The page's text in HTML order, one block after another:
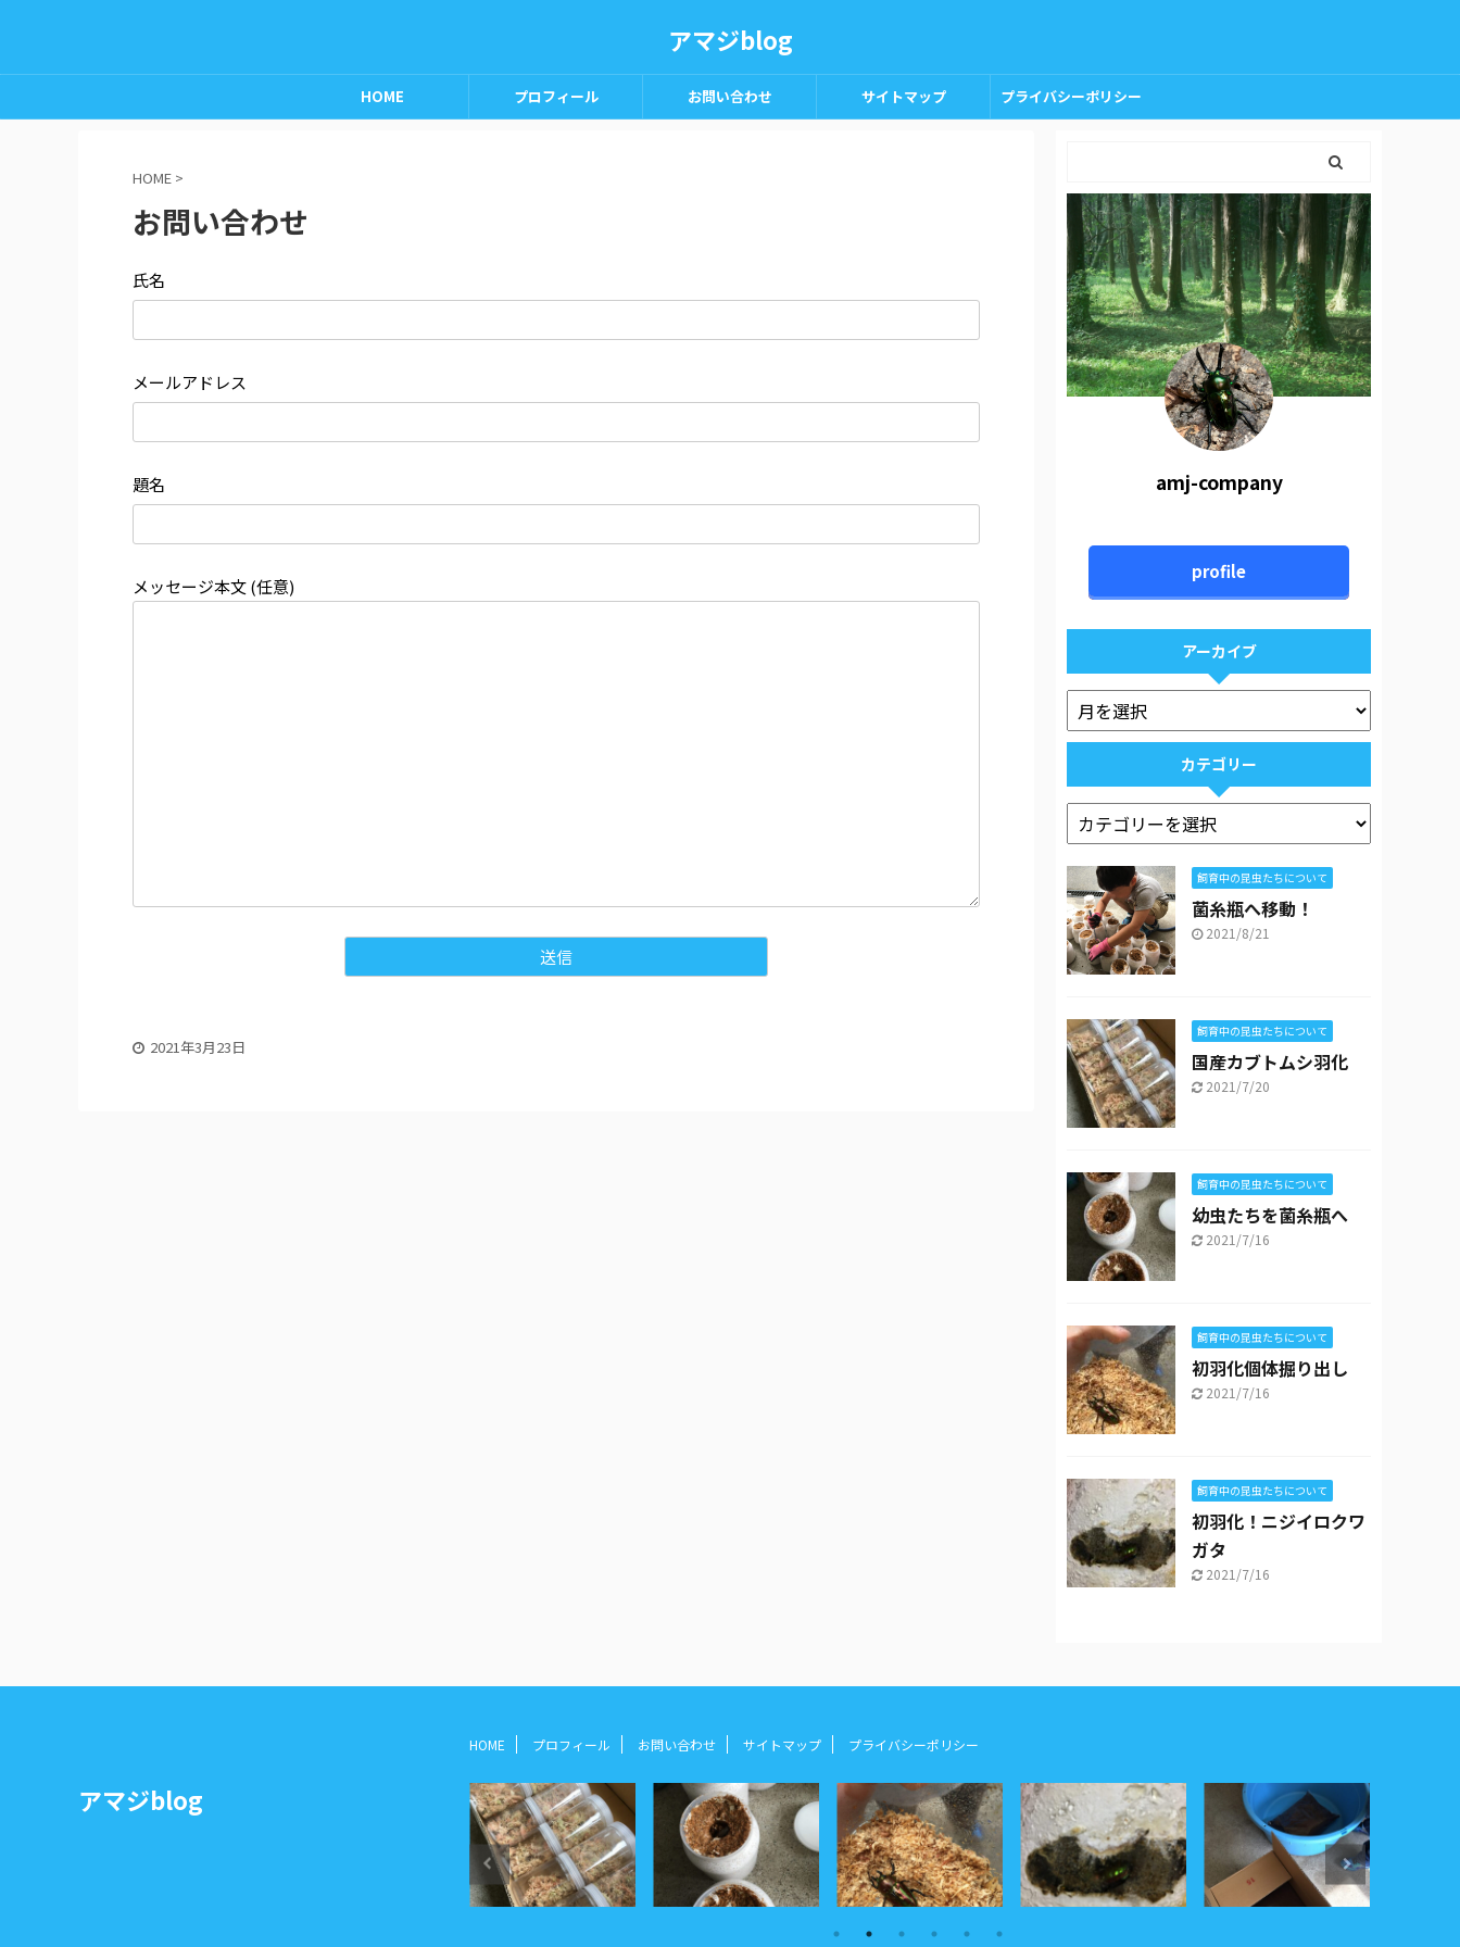
アマジblog
HOME プロフィール お問い合わせ サイトマップ プライバシーポリシー
HOME >
お問い合わせ
氏名
メールアドレス
題名
メッセージ本文 (任意)
2021年3月23日
amj-company
profile
アーカイブ
カテゴリー
飼育中の昆虫たちについて
菌糸瓶へ移動！
2021/8/21
飼育中の昆虫たちについて
国産カブトムシ羽化
2021/7/20
飼育中の昆虫たちについて
幼虫たちを菌糸瓶へ
2021/7/16
飼育中の昆虫たちについて
初羽化個体掘り出し
2021/7/16
飼育中の昆虫たちについて
初羽化！ニジイロクワ
ガタ
2021/7/16
HOME プロフィール お問い合わせ サイトマップ プライバシーポリシー
アマジblog